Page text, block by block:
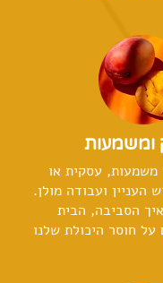
ומשמעות
משמעות, עסקית או
העניין ועבודה מולן.
הסביבה, הבית
חוסר היכולת שלנו